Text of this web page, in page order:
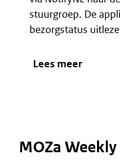
stuurgroep. De
bezorgstatus
Lees meer
MOZa